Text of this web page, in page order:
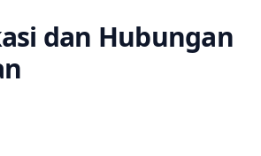
dan Hubungan